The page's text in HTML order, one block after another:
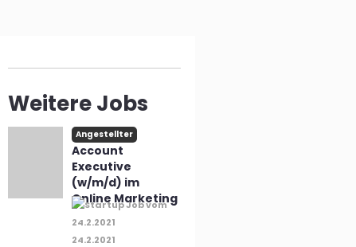
Weitere Jobs
Angestellter
Account
Executive
(w/m/d) im
Online Marketing
24.2.2021